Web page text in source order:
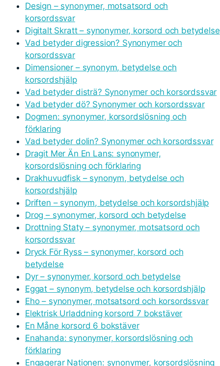
Design – synonymer, motsatsord och
korsordssvar
Digitalt Skratt – synonymer, korsord och betydelse
Vad betyder digression? Synonymer och
korsordssvar
Dimensioner – synonym, betydelse och
korsordshjälp
Vad betyder disträ? Synonymer och korsordssvar
Vad betyder dö? Synonymer och korsordssvar
Dogmen: synonymer, korsordslösning och
förklaring
Vad betyder dolin? Synonymer och korsordssvar
Dragit Mer Än En Lans: synonymer,
korsordslösning och förklaring
Drakhuvudfisk – synonym, betydelse och
korsordshjälp
Driften – synonym, betydelse och korsordshjälp
Drog – synonymer, korsord och betydelse
Drottning Staty – synonymer, motsatsord och
korsordssvar
Dryck För Ryss – synonymer, korsord och
betydelse
Dyr – synonymer, korsord och betydelse
Eggat – synonym, betydelse och korsordshjälp
Eho – synonymer, motsatsord och korsordssvar
Elektrisk Urladdning korsord 7 bokstäver
En Måne korsord 6 bokstäver
Enahanda: synonymer, korsordslösning och
förklaring
Engagerar Nationen: synonymer, korsordslösning